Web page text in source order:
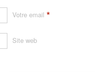
Votre email *
Site web